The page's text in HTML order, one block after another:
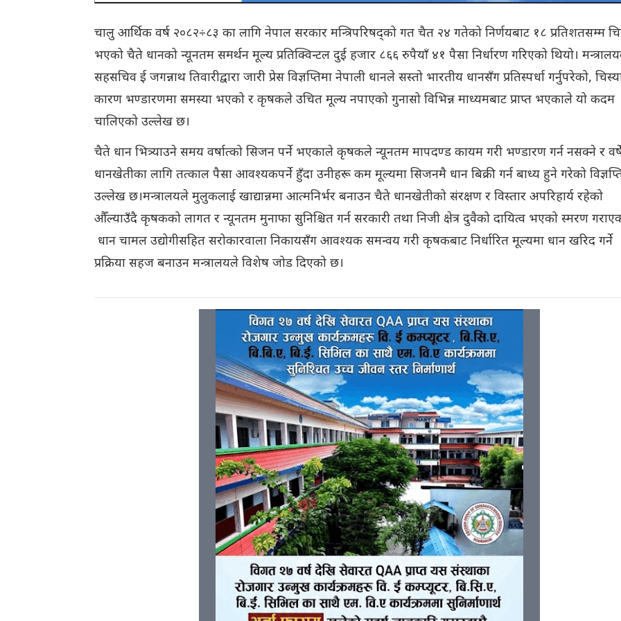
चालु आर्थिक वर्ष २०८२÷८३ का लागि नेपाल सरकार मन्त्रिपरिषद्को गत चैत २४ गतेको निर्णयबाट १८ प्रतिशतसम्म
भएको चैते धानको न्यूनतम समर्थन मूल्य प्रतिक्विन्टल दुई हजार ८६६ रुपैयाँ ४१ पैसा निर्धारण गरिएको थियो।
सहसचिव ई जगन्नाथ तिवारीद्वारा जारी प्रेस विज्ञप्तिमा नेपाली धानले सस्तो भारतीय धानसँग प्रतिस्पर्धा गर्नुपरेको,
कारण भण्डारणमा समस्या भएको र कृषकले उचित मूल्य नपाएको गुनासो विभिन्न माध्यमबाट प्राप्त भएकाले यो कदम
चालिएको उल्लेख छ।
चैते धान भित्र्याउने समय वर्षात्को सिजन पर्ने भएकाले कृषकले न्यूनतम मापदण्ड कायम गरी भण्डारण गर्न नसक्ने र
धानखेतीका लागि तत्काल पैसा आवश्यकपर्ने हुँदा उनीहरू कम मूल्यमा सिजनमै धान बिक्री गर्न बाध्य हुने गरेको
उल्लेख छ।मन्त्रालयले मुलुकलाई खाद्यान्नमा आत्मनिर्भर बनाउन चैते धानखेतीको संरक्षण र विस्तार अपरिहार्य रहेको
औँल्याउँदै कृषकको लागत र न्यूनतम मुनाफा सुनिश्चित गर्न सरकारी तथा निजी क्षेत्र दुवैको दायित्व भएको स्मरण
धान चामल उद्योगीसहित सरोकारवाला निकायसँग आवश्यक समन्वय गरी कृषकबाट निर्धारित मूल्यमा धान खरिद गर्ने
प्रक्रिया सहज बनाउन मन्त्रालयले विशेष जोड दिएको छ।